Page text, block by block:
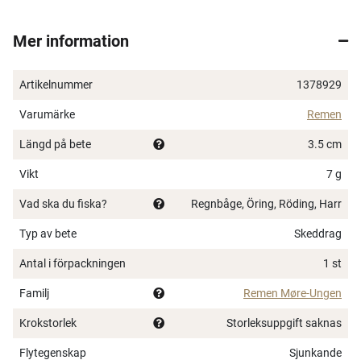
Mer information
Artikelnummer 1378929
Varumärke Remen
Längd på bete 3.5 cm
Vikt 7 g
Vad ska du fiska? Regnbåge, Öring, Röding, Harr
Typ av bete Skeddrag
Antal i förpackningen 1 st
Familj Remen Møre-Ungen
Krokstorlek Storleksuppgift saknas
Flytegenskap Sjunkande